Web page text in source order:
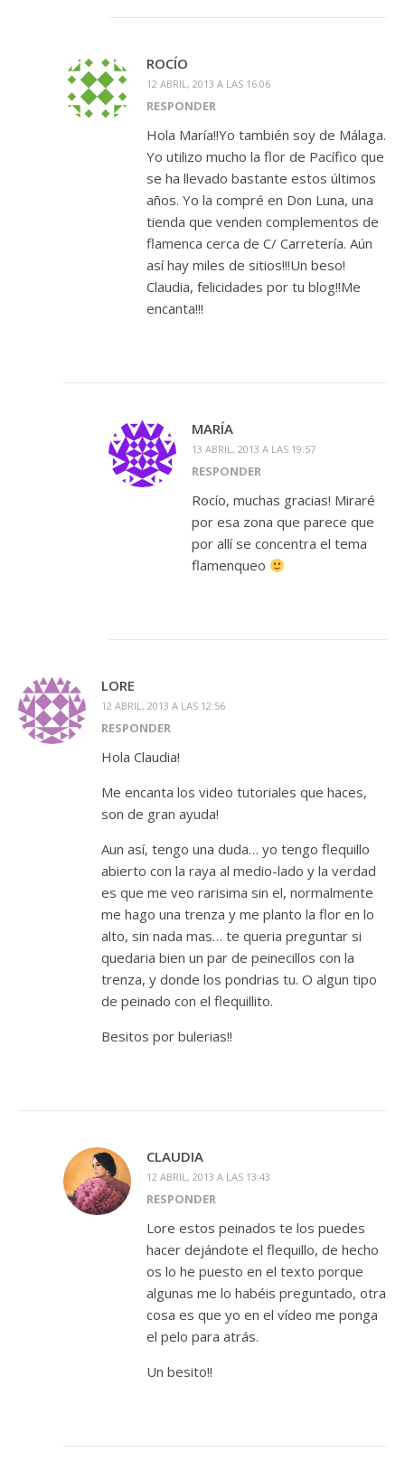
ROCÍO
12 ABRIL, 2013 A LAS 16:06
RESPONDER
Hola María!!Yo también soy de Málaga.
Yo utilizo mucho la flor de Pacífico que
se ha llevado bastante estos últimos
años. Yo la compré en Don Luna, una
tienda que venden complementos de
flamenca cerca de C/ Carretería. Aún
así hay miles de sitios!!!Un beso!
Claudia, felicidades por tu blog!!Me
encanta!!!
MARÍA
13 ABRIL, 2013 A LAS 19:57
RESPONDER
Rocío, muchas gracias! Miraré
por esa zona que parece que
por allí se concentra el tema
flamenqueo
LORE
12 ABRIL, 2013 A LAS 12:56
RESPONDER
Hola Claudia!
Me encanta los video tutoriales que haces,
son de gran ayuda!
Aun así, tengo una duda… yo tengo flequillo
abierto con la raya al medio-lado y la verdad
es que me veo rarisima sin el, normalmente
me hago una trenza y me planto la flor en lo
alto, sin nada mas… te queria preguntar si
quedaria bien un par de peinecillos con la
trenza, y donde los pondrias tu. O algun tipo
de peinado con el flequillito.
Besitos por bulerias!!
CLAUDIA
12 ABRIL, 2013 A LAS 13:43
RESPONDER
Lore estos peinados te los puedes
hacer dejándote el flequillo, de hecho
os lo he puesto en el texto porque
algunas me lo habéis preguntado, otra
cosa es que yo en el vídeo me ponga
el pelo para atrás.
Un besito!!